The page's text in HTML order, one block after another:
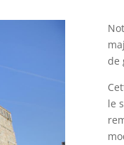
de
le